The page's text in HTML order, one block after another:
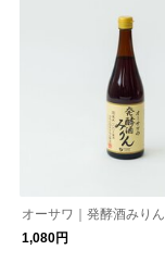
オーサワ｜発酵酒みりん
1,080円